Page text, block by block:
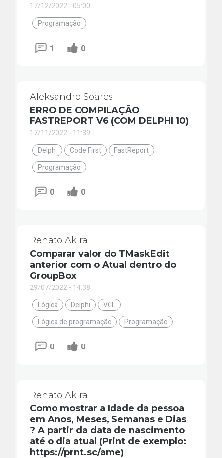
17/12/2022 - 05:00
Programação
1 0
Aleksandro Soares
ERRO DE COMPILAÇÃO
FASTREPORT V6 (COM DELPHI 10)
17/11/2022 - 11:39
Delphi Code First FastReport
Programação
0 0
Renato Akira
Comparar valor do TMaskEdit
anterior com o Atual dentro do
GroupBox
29/07/2022 - 14:38
Lógica Delphi VCL
Lógica de programação Programação
0 0
Renato Akira
Como mostrar a Idade da pessoa
em Anos, Meses, Semanas e Dias
? A partir da data de nascimento
até o dia atual (Print de exemplo:
https://prnt.sc/ame)